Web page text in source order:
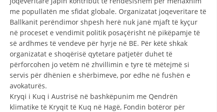
ORGANIZIMI DHE ZHVILLIMI
KUVENDI
DISEMINIMI
me popullatën me sfidat globale. Organizatat joqeveritare të
Ballkanit perëndimor shpesh herë nuk janë mjaft të kyçur
në proceset e vendimit politik posaçërisht në pikëpamje të
së ardhmes të vendeve për hyrje në BE. Për këtë shkak
organizatat e shoqërisë qytetare patjetër duhet të
përforcohen jo vetëm në zhvillimin e tyre të mëtejmë si
servis për dhënien e shërbimeve, por edhe në fushën e
avokaturës.
Kryqi i Kuq i Austrisë në bashkëpunim me Qendrën
klimatike të Kryqit të Kuq në Hagë, Fondin botëror për